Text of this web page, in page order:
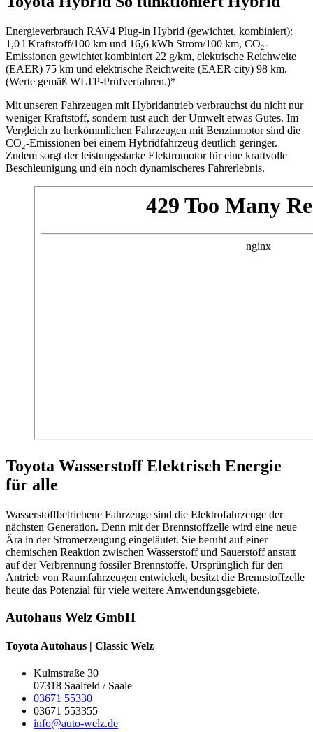
Energieverbrauch RAV4 Plug-in Hybrid (gewichtet, kombiniert):
1,0 l Kraftstoff/100 km und 16,6 kWh Strom/100 km, CO₂-
Emissionen gewichtet kombiniert 22 g/km, elektrische Reichweite
(EAER) 75 km und elektrische Reichweite (EAER city) 98 km.
(Werte gemäß WLTP-Prüfverfahren.)*
Mit unseren Fahrzeugen mit Hybridantrieb verbrauchst du nicht nur
weniger Kraftstoff, sondern tust auch der Umwelt etwas Gutes. Im
Vergleich zu herkömmlichen Fahrzeugen mit Benzinmotor sind die
CO₂-Emissionen bei einem Hybridfahrzeug deutlich geringer.
Zudem sorgt der leistungsstarke Elektromotor für eine kraftvolle
Beschleunigung und ein noch dynamischeres Fahrerlebnis.
Toyota Wasserstoff Elektrisch Energie
für alle
Wasserstoffbetriebene Fahrzeuge sind die Elektrofahrzeuge der
nächsten Generation. Denn mit der Brennstoffzelle wird eine neue
Ära in der Stromerzeugung eingeläutet. Sie beruht auf einer
chemischen Reaktion zwischen Wasserstoff und Sauerstoff anstatt
auf der Verbrennung fossiler Brennstoffe. Ursprünglich für den
Antrieb von Raumfahrzeugen entwickelt, besitzt die Brennstoffzelle
heute das Potenzial für viele weitere Anwendungsgebiete.
Autohaus Welz GmbH
Toyota Autohaus | Classic Welz
Kulmstraße 30
07318 Saalfeld / Saale
03671 55330
03671 553355
info@auto-welz.de